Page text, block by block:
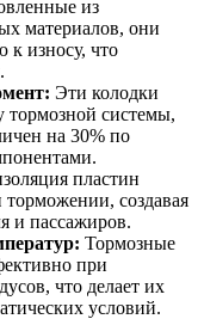
из
материалов, они
к износу, что
Эти колодки
тормозной системы,
на 30% по
пластин
создавая
и пассажиров.
Тормозные
при
что делает их
условий.